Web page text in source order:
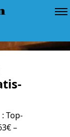
Top-
–